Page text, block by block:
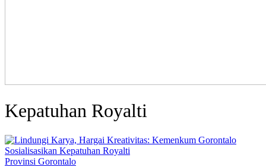
Kepatuhan Royalti
Provinsi Gorontalo